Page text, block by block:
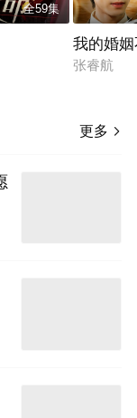
全59集
我的婚
张睿航
更多 